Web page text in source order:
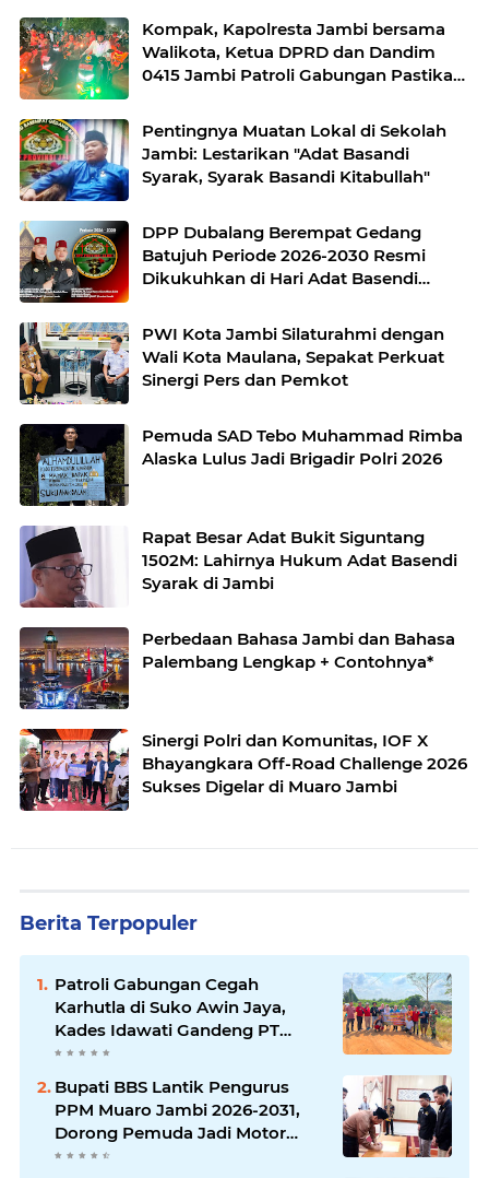
Kompak, Kapolresta Jambi bersama
Walikota, Ketua DPRD dan Dandim
0415 Jambi Patroli Gabungan Pastikan
Pentingnya Muatan Lokal di Sekolah
Jambi: Lestarikan "Adat Basandi
Syarak, Syarak Basandi Kitabullah"
DPP Dubalang Berempat Gedang
Batujuh Periode 2026-2030 Resmi
Dikukuhkan di Hari Adat Basendi
PWI Kota Jambi Silaturahmi dengan
Wali Kota Maulana, Sepakat Perkuat
Sinergi Pers dan Pemkot
Pemuda SAD Tebo Muhammad Rimba
Alaska Lulus Jadi Brigadir Polri 2026
Rapat Besar Adat Bukit Siguntang
1502M: Lahirnya Hukum Adat Basendi
Syarak di Jambi
Perbedaan Bahasa Jambi dan Bahasa
Palembang Lengkap + Contohnya*
Sinergi Polri dan Komunitas, IOF X
Bhayangkara Off-Road Challenge 2026
Sukses Digelar di Muaro Jambi
Berita Terpopuler
Patroli Gabungan Cegah
Karhutla di Suko Awin Jaya,
Kades Idawati Gandeng PT
BBB-S, TNI dan BPD
Bupati BBS Lantik Pengurus
PPM Muaro Jambi 2026-2031,
Dorong Pemuda Jadi Motor
Perubahan